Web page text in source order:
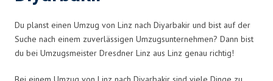
Du planst einen Umzug von Linz nach Diyarbakir und bist auf der
Suche nach einem zuverlässigen Umzugsunternehmen? Dann bist
du bei Umzugsmeister Dresdner Linz aus Linz genau richtig!